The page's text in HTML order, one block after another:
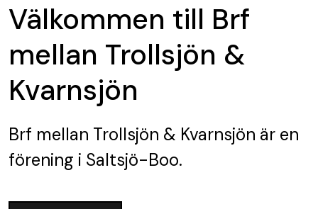
Välkommen till Brf
mellan Trollsjön &
Kvarnsjön
Brf mellan Trollsjön & Kvarnsjön är en
förening i Saltsjö-Boo.